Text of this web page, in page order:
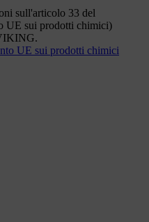
sull'articolo 33 del
UE sui prodotti chimici)
UE sui prodotti chimici